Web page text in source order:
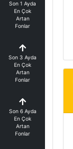
Son 1 Ayda
En Çok
Artan
Fonlar
Son 3 Ayda
En Çok
Artan
Fonlar
Son 6 Ayda
En Çok
Artan
Fonlar